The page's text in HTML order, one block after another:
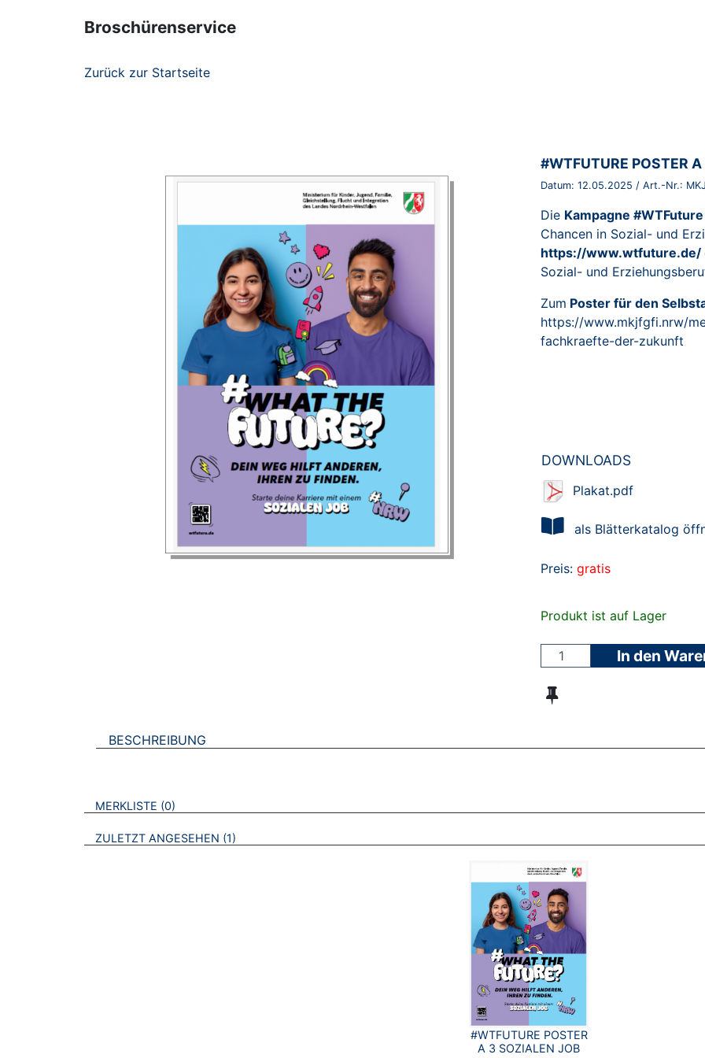
Broschürenservice
Zurück zur Startseite
BROSCHÜRE:
#WTFUTURE POSTER
Datum: 12.05.2025 / Art.-Nr.:
Die Kampagne #WTFuture
Chancen in Sozial- und
https://www.wtfuture.de/
Sozial- und
Zum Poster für den
https://www.mkjfgfi.nrw/
fachkraefte-der-zukunft
DOWNLOADS
Plakat.pdf
als Blätterkatalog
Preis: gratis
Produkt ist auf Lager
In den
BESCHREIBUNG
VERWEISE AUF VERMERKTE- ODER ZULETZT ANGESEHENE BROSCHÜREN
MERKLISTE 0
ZULETZT ANGESEHEN 1
#WTFUTURE POSTER
A 3 SOZIALEN JOB